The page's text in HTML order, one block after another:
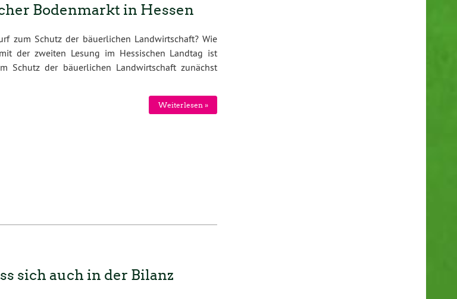
Bodenmarkt in Hessen
zum Schutz der bäuerlichen Landwirtschaft? Wie
der zweiten Lesung im Hessischen Landtag ist
Schutz der bäuerlichen Landwirtschaft zunächst
Weiterlesen »
sich auch in der Bilanz